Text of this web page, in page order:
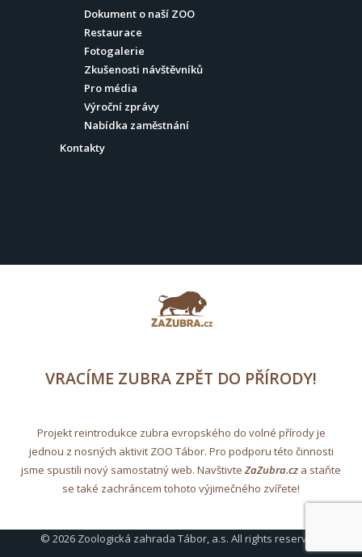
Dokument o naší ZOO
Restaurace
Fotogalerie
Zkušenosti návštěvníků
Pro média
Výroční zprávy
Nabídka zaměstnání
Kontakty
VRACÍME ZUBRA ZPĚT DO PŘÍRODY!
Projekt reintrodukce zubra evropského do volné přírody je
jednou z nosných aktivit ZOO Tábor. Pro podporu této činnosti
jsme spustili nový samostatný web. NavštivteZaZubra.cz a staňte
se také zachráncem tohoto výjimečného zvířete!
© 2026 Zoologická zahrada Tábor, a.s. All rights reserved.